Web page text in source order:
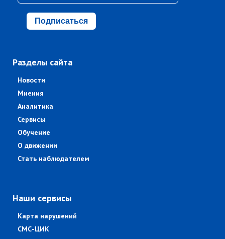
Подписаться
Разделы сайта
Новости
Мнения
Аналитика
Сервисы
Обучение
О движении
Стать наблюдателем
Наши сервисы
Карта нарушений
СМС-ЦИК